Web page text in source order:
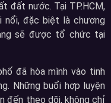
đất nước. Tại TP.HCM,
nổi, đặc biệt là chương
sẽ được tổ chức tại
đã hòa mình vào tinh
Những buổi hợp luyện
đến theo dõi, không chỉ